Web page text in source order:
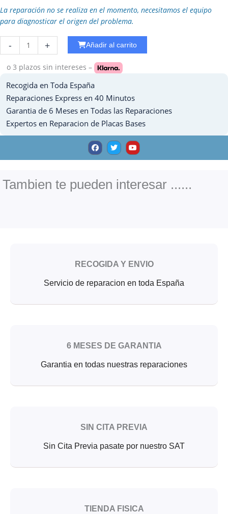
La reparación no se realiza en el momento, necesitamos el equipo
para diagnosticar el origen del problema.
-
WiFi
Ipad
10.5
cantidad
+ Añadir al carrito
o 3 plazos sin intereses –
Recogida en Toda España
Reparaciones Express en 40 Minutos
Garantia de 6 Meses en Todas las Reparaciones
Expertos en Reparacion de Placas Bases
F
a
c
e
o
k
T
w
i
t
Y
o
u
t
e
Tambien te pueden interesar ......
RECOGIDA Y ENVIO
Servicio de reparacion en toda España
6 MESES DE GARANTIA
Garantia en todas nuestras reparaciones
SIN CITA PREVIA
Sin Cita Previa pasate por nuestro SAT
TIENDA FISICA